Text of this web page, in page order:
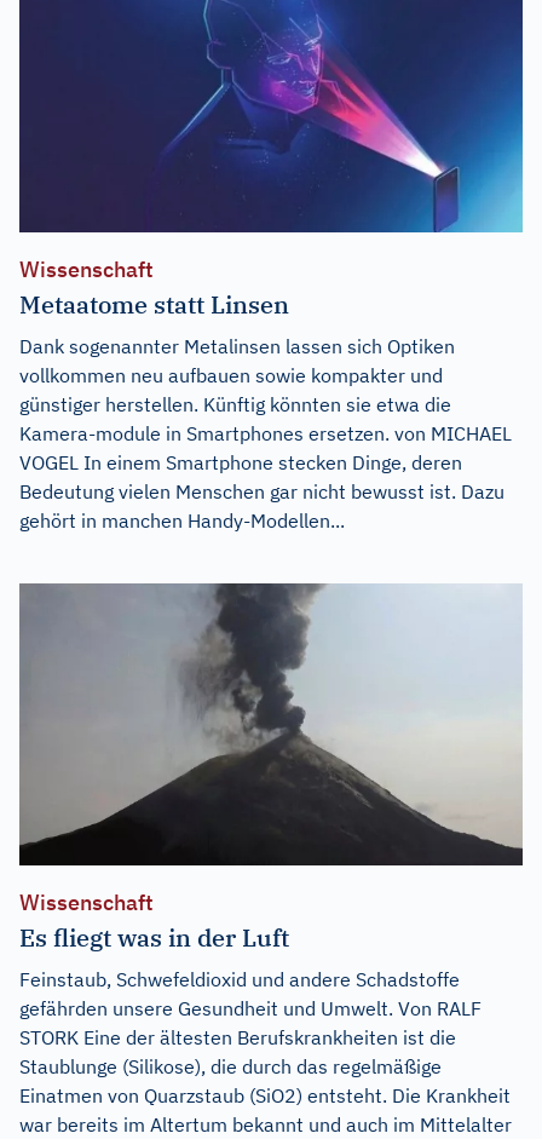
Wissenschaft
Metaatome statt Linsen
Dank sogenannter Metalinsen lassen sich Optiken
vollkommen neu aufbauen sowie kompakter und
günstiger herstellen. Künftig könnten sie etwa die
Kamera-module in Smartphones ersetzen. von MICHAEL
VOGEL In einem Smartphone stecken Dinge, deren
Bedeutung vielen Menschen gar nicht bewusst ist. Dazu
gehört in manchen Handy-Modellen...
Wissenschaft
Es fliegt was in der Luft
Feinstaub, Schwefeldioxid und andere Schadstoffe
gefährden unsere Gesundheit und Umwelt. Von RALF
STORK Eine der ältesten Berufskrankheiten ist die
Staublunge (Silikose), die durch das regelmäßige
Einatmen von Quarzstaub (SiO2) entsteht. Die Krankheit
war bereits im Altertum bekannt und auch im Mittelalter